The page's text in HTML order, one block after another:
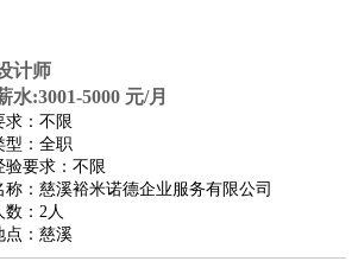
计师
水:3001-5000 元/月
求：不限
型：全职
验要求：不限
称：慈溪裕米诺德企业服务有限公司
数：2人
点：慈溪